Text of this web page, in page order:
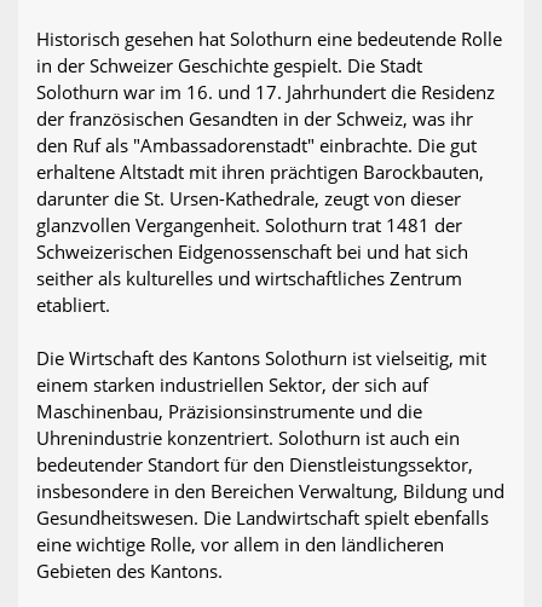
Historisch gesehen hat Solothurn eine bedeutende Rolle
in der Schweizer Geschichte gespielt. Die Stadt
Solothurn war im 16. und 17. Jahrhundert die Residenz
der französischen Gesandten in der Schweiz, was ihr
den Ruf als "Ambassadorenstadt" einbrachte. Die gut
erhaltene Altstadt mit ihren prächtigen Barockbauten,
darunter die St. Ursen-Kathedrale, zeugt von dieser
glanzvollen Vergangenheit. Solothurn trat 1481 der
Schweizerischen Eidgenossenschaft bei und hat sich
seither als kulturelles und wirtschaftliches Zentrum
etabliert.
Die Wirtschaft des Kantons Solothurn ist vielseitig, mit
einem starken industriellen Sektor, der sich auf
Maschinenbau, Präzisionsinstrumente und die
Uhrenindustrie konzentriert. Solothurn ist auch ein
bedeutender Standort für den Dienstleistungssektor,
insbesondere in den Bereichen Verwaltung, Bildung und
Gesundheitswesen. Die Landwirtschaft spielt ebenfalls
eine wichtige Rolle, vor allem in den ländlicheren
Gebieten des Kantons.